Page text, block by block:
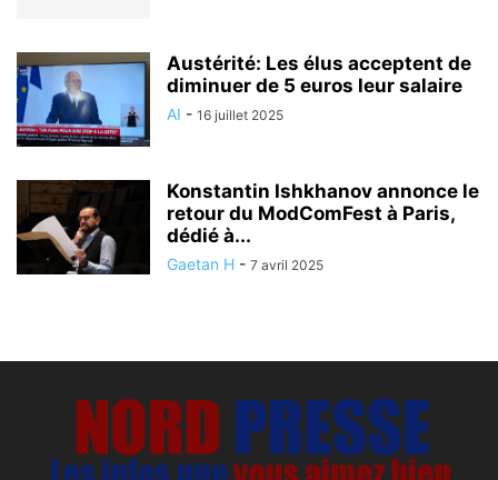
Austérité: Les élus acceptent de
diminuer de 5 euros leur salaire
AI - 16 juillet 2025
Konstantin Ishkhanov annonce le
retour du ModComFest à Paris,
dédié à...
Gaetan H - 7 avril 2025